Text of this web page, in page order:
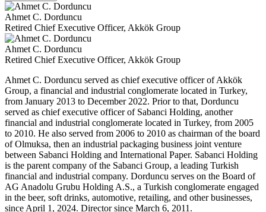
Ahmet C. Dorduncu
Retired Chief Executive Officer, Akkök Group
Ahmet C. Dorduncu
Retired Chief Executive Officer, Akkök Group
Ahmet C. Dorduncu served as chief executive officer of Akkök
Group, a financial and industrial conglomerate located in Turkey,
from January 2013 to December 2022. Prior to that, Dorduncu
served as chief executive officer of Sabanci Holding, another
financial and industrial conglomerate located in Turkey, from 2005
to 2010. He also served from 2006 to 2010 as chairman of the board
of Olmuksa, then an industrial packaging business joint venture
between Sabanci Holding and International Paper. Sabanci Holding
is the parent company of the Sabanci Group, a leading Turkish
financial and industrial company. Dorduncu serves on the Board of
AG Anadolu Grubu Holding A.S., a Turkish conglomerate engaged
in the beer, soft drinks, automotive, retailing, and other businesses,
since April 1, 2024. Director since March 6, 2011.